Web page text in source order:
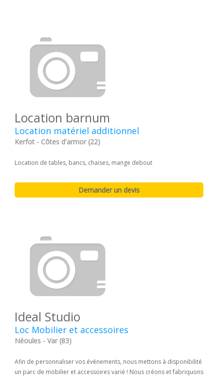
Location barnum
Location matériel additionnel
Kerfot - Côtes d'armor (22)
Location de tables, bancs, chaises, mange debout
Ideal Studio
Loc Mobilier et accessoires
Néoules - Var (83)
Afin de personnaliser vos événements, nous mettons à disponibilité
un parc de mobilier et accessoires varié ! Nous créons et fabriquons